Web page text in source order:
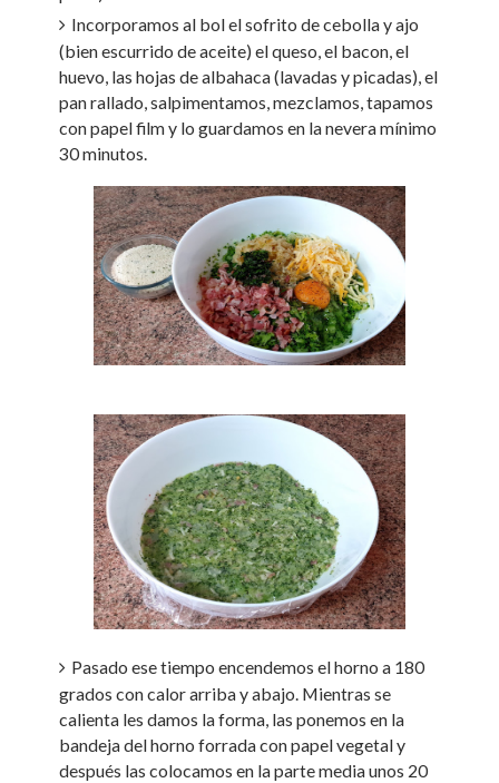
Incorporamos al bol el sofrito de cebolla y ajo
(bien escurrido de aceite) el queso, el bacon, el
huevo, las hojas de albahaca (lavadas y picadas), el
pan rallado, salpimentamos, mezclamos, tapamos
con papel film y lo guardamos en la nevera mínimo
30 minutos.
Pasado ese tiempo encendemos el horno a 180
grados con calor arriba y abajo. Mientras se
calienta les damos la forma, las ponemos en la
bandeja del horno forrada con papel vegetal y
después las colocamos en la parte media unos 20